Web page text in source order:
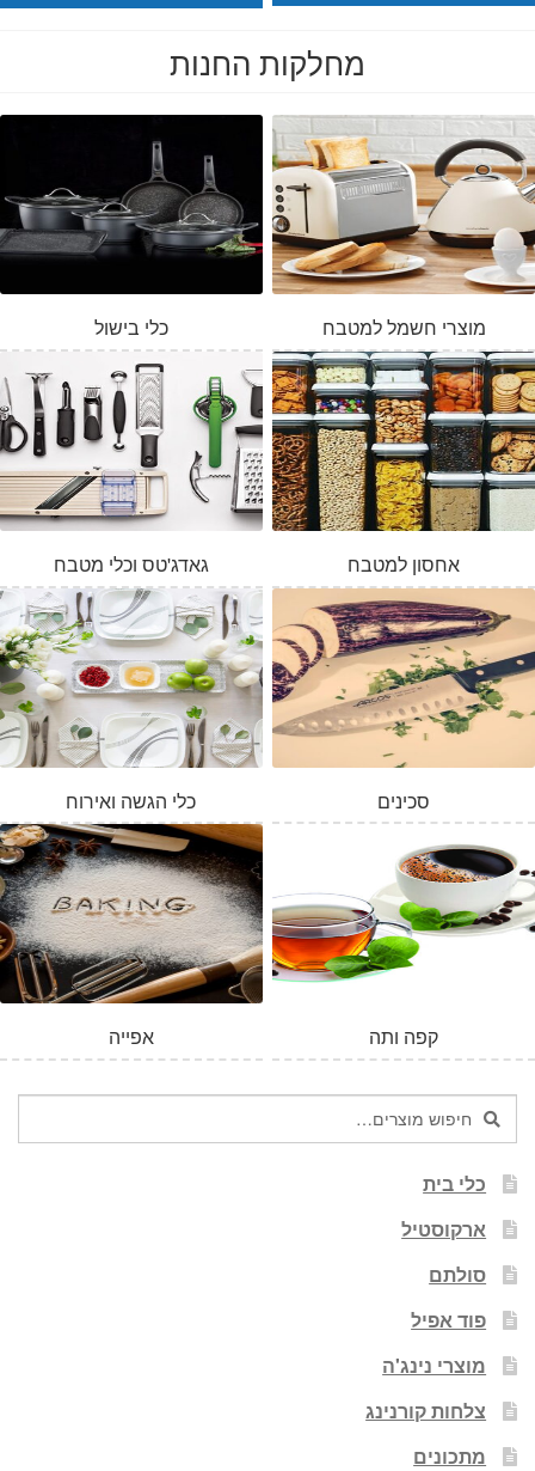
המלאי אזל
מחלקות החנות
כלי בישול מוצרי חשמל למטבח
גאדג'טס וכלי מטבח אחסון למטבח
כלי הגשה ואירוח סכינים
אפייה קפה ותה
חיפוש
עבור:
חיפוש
כלי בית
ארקוסטיל
סולתם
פוד אפיל
מוצרי נינג'ה
צלחות קורנינג
מתכונים